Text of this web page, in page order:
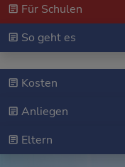
Für Schulen
So geht es
Kosten
Anliegen
Eltern